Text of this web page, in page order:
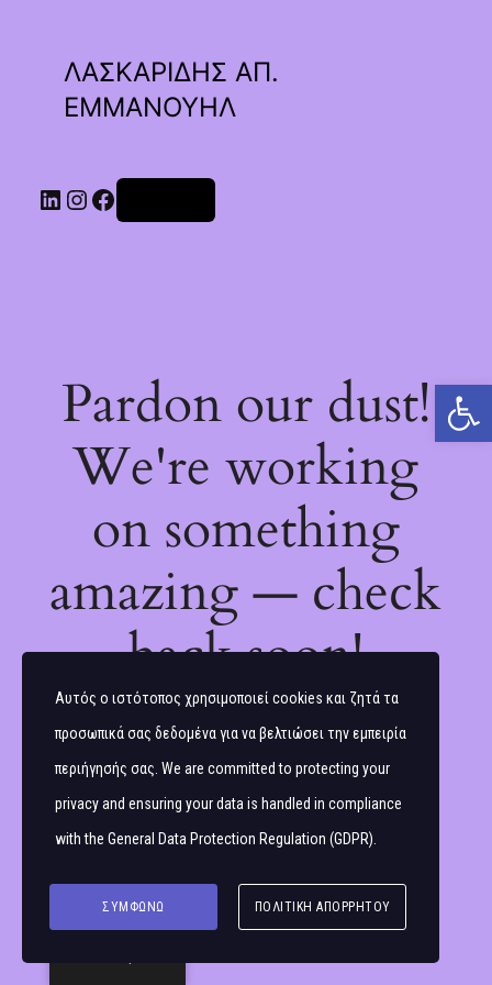
Ανοίξτε τη γραμμή εργαλείων
ΛΑΣΚΑΡΙΔΗΣ ΑΠ.
ΕΜΜΑΝΟΥΗΛ
Linkedin
Instagram
Facebook
Pardon our dust!
We're working
on something
amazing — check
back soon!
Αυτός ο ιστότοπος χρησιμοποιεί cookies και ζητά τα
προσωπικά σας δεδομένα για να βελτιώσει την εμπειρία
περιήγησής σας. We are committed to protecting your
privacy and ensuring your data is handled in compliance
with the General Data Protection Regulation (GDPR)
ΣΥΜΦΩΝΏ ΠΟΛΙΤΙΚΉ ΑΠΟΡΡΉΤΟΥ